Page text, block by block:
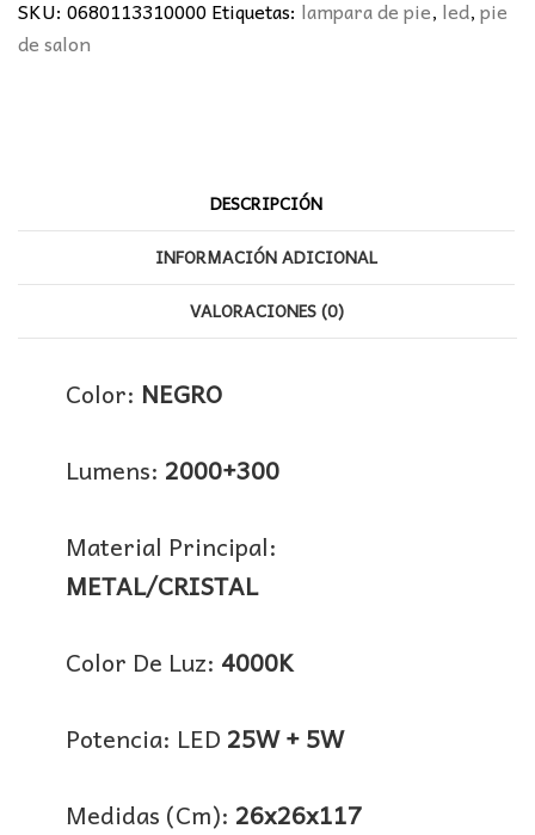
25W+5W
NEGRO
SKU: 0680113310000Etiquetas: lampara de pie, led,pie
de salon
DESCRIPCIÓN
INFORMACIÓN ADICIONAL
VALORACIONES (0)
Color: NEGRO
Lumens: 2000+300
Material Principal:
METAL/CRISTAL
Color De Luz: 4000K
Potencia: LED 25W + 5W
Medidas (Cm): 26x26x117